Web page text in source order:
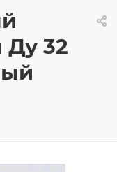
32